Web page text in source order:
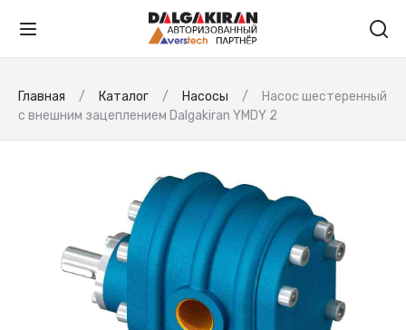
Главная Каталог Насосы
Насос шестеренный
с внешним зацеплением Dalgakiran YMDY 2